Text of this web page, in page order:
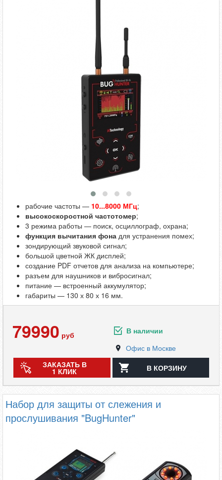
рабочие частоты — 10...8000 МГц;
высокоскоростной частотомер;
3 режима работы — поиск, осциллограф, охрана;
функция вычитания фона для устранения помех;
зондирующий звуковой сигнал;
большой цветной ЖК дисплей;
создание PDF отчетов для анализа на компьютере;
разъем для наушников и вибросигнал;
питание — встроенный аккумулятор;
габариты — 130 х 80 х 16 мм.
79990 руб
В наличии
Офис в Москве
ЗАКАЗАТЬ В
1 КЛИК В КОРЗИНУ
Набор для защиты от слежения и
прослушивания "BugHunter"